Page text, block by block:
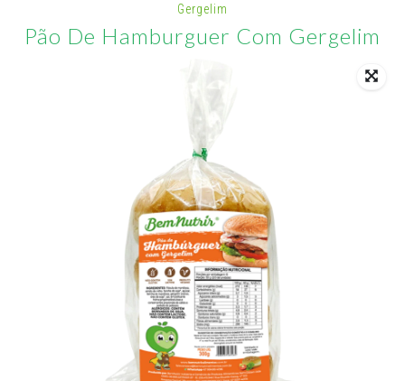
Gergelim
Pão De Hamburguer Com Gergelim